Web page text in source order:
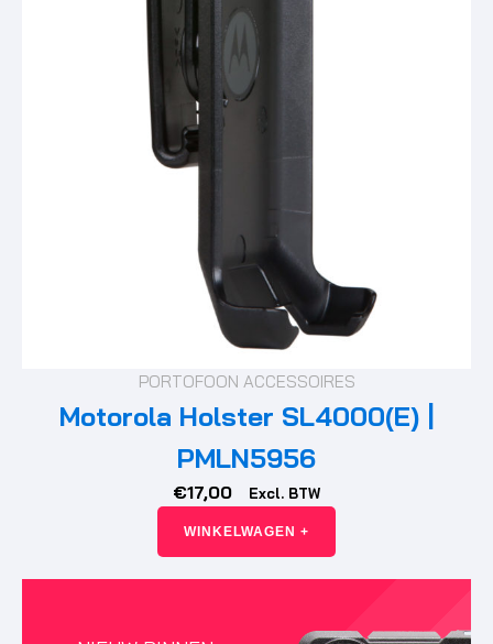
PORTOFOON ACCESSOIRES
Motorola Holster SL4000(E) |
PMLN5956
€17,00 Excl. BTW
WINKELWAGEN +